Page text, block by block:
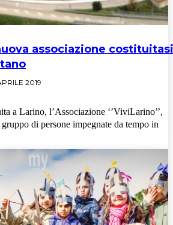
associazione costituitasi
2019
a Larino, l’Associazione ‘’ViviLarino’’,
di persone impegnate da tempo in